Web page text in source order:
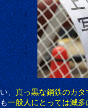
、真っ黒な鋼鉄のカタ
一般人にとっては滅多